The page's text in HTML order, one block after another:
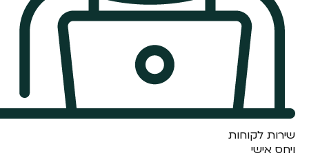
שירות לקוחות
ויחס אישי